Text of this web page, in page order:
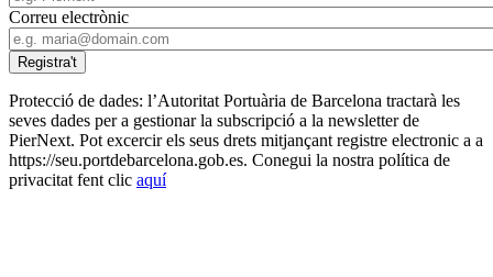
Correu electrònic
Protecció de dades: l’Autoritat Portuària de Barcelona tractarà les
seves dades per a gestionar la subscripció a la newsletter de
PierNext. Pot excercir els seus drets mitjançant registre electronic a a
https://seu.portdebarcelona.gob.es. Conegui la nostra política de
privacitat fent clic aquí